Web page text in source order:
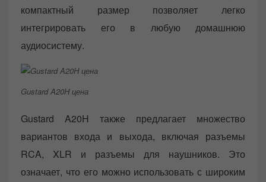
компактный размер позволяет легко
интегрировать его в любую домашнюю
аудиосистему.
Gustard A20H цена
Gustard A20H также предлагает множество
вариантов входа и выхода, включая разъемы
RCA, XLR и разъемы для наушников. Это
означает, что его можно использовать с широким